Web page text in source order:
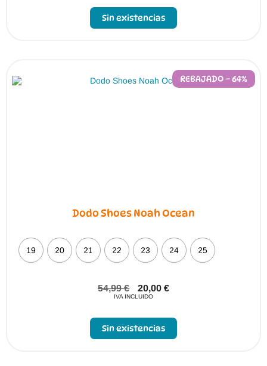
Sin existencias
REBAJADO – 64%
Dodo Shoes Noah Ocean
19 20 21 22 23 24 25
54,99€ 20,00 €
IVA INCLUIDO
Sin existencias